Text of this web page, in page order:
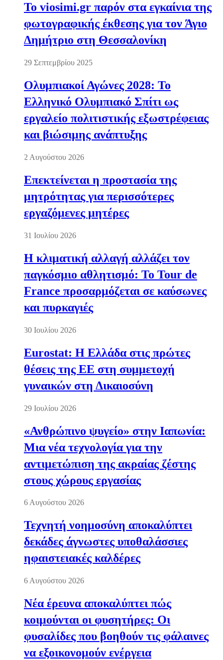
Το viosimi.gr παρόν στα εγκαίνια της
φωτογραφικής έκθεσης για τον Άγιο
Δημήτριο στη Θεσσαλονίκη
29 Σεπτεμβρίου 2025
Ολυμπιακοί Αγώνες 2028: Το
Ελληνικό Ολυμπιακό Σπίτι ως
εργαλείο πολιτιστικής εξωστρέφειας
και βιώσιμης ανάπτυξης
2 Αυγούστου 2026
Επεκτείνεται η προστασία της
μητρότητας για περισσότερες
εργαζόμενες μητέρες
31 Ιουλίου 2026
Η κλιματική αλλαγή αλλάζει τον
παγκόσμιο αθλητισμό: Το Tour de
France προσαρμόζεται σε καύσωνες
και πυρκαγιές
30 Ιουλίου 2026
Eurostat: Η Ελλάδα στις πρώτες
θέσεις της ΕΕ στη συμμετοχή
γυναικών στη Δικαιοσύνη
29 Ιουλίου 2026
«Ανθρώπινο ψυγείο» στην Ιαπωνία:
Μια νέα τεχνολογία για την
αντιμετώπιση της ακραίας ζέστης
στους χώρους εργασίας
6 Αυγούστου 2026
Τεχνητή νοημοσύνη αποκαλύπτει
δεκάδες άγνωστες υποθαλάσσιες
ηφαιστειακές καλδέρες
6 Αυγούστου 2026
Νέα έρευνα αποκαλύπτει πώς
κοιμούνται οι φυσητήρες: Οι
φυσαλίδες που βοηθούν τις φάλαινες
να εξοικονομούν ενέργεια